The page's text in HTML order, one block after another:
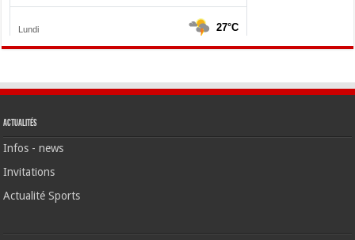
Actualités
Infos - news
Invitations
Actualité Sports